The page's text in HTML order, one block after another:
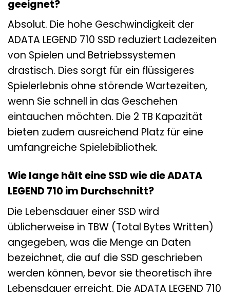
geeignet?
Absolut. Die hohe Geschwindigkeit der
ADATA LEGEND 710 SSD reduziert Ladezeiten
von Spielen und Betriebssystemen
drastisch. Dies sorgt für ein flüssigeres
Spielerlebnis ohne störende Wartezeiten,
wenn Sie schnell in das Geschehen
eintauchen möchten. Die 2 TB Kapazität
bieten zudem ausreichend Platz für eine
umfangreiche Spielebibliothek.
Wie lange hält eine SSD wie die ADATA
LEGEND 710 im Durchschnitt?
Die Lebensdauer einer SSD wird
üblicherweise in TBW (Total Bytes Written)
angegeben, was die Menge an Daten
bezeichnet, die auf die SSD geschrieben
werden können, bevor sie theoretisch ihre
Lebensdauer erreicht. Die ADATA LEGEND 710